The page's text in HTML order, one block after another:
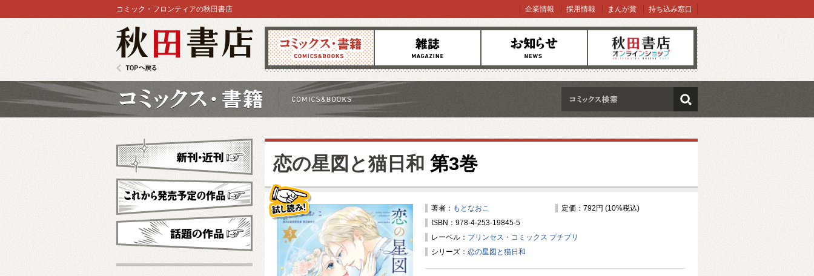
コミックス 雑誌 お知らせ オンラインショップ
コミック・フロンティアの秋田書店 企業情報 採用情報 まんが賞 持ち込み窓口
検索
恋の星図と猫日和 第3巻
著者： もとなおこ
定価：792円 (10%税込)
ISBN：978-4-253-19845-5
レーベル： プリンセス・コミックス プチプリ
シリーズ： 恋の星図と猫日和
試し読み！
新刊・近刊
これから発売予定